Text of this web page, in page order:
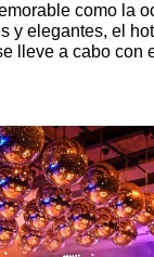
como la
y elegantes, el
lleve a cabo con